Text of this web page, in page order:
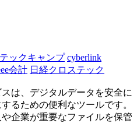
テックキャンプ cyberlink
会計 日経クロステック
は、デジタルデータを安全に
るための便利なツールです。
企業が重要なファイルを保管